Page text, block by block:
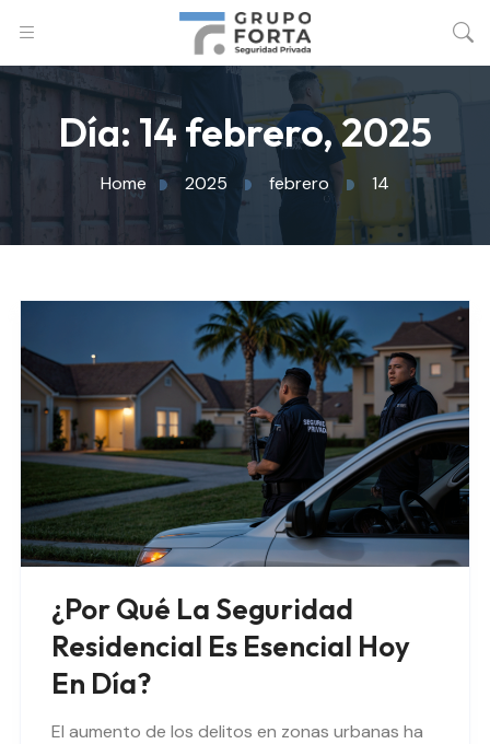
Día: 14 febrero, 2025
Home 2025 febrero 14
¿Por Qué La Seguridad
Residencial Es Esencial Hoy
En Día?
El aumento de los delitos en zonas urbanas ha